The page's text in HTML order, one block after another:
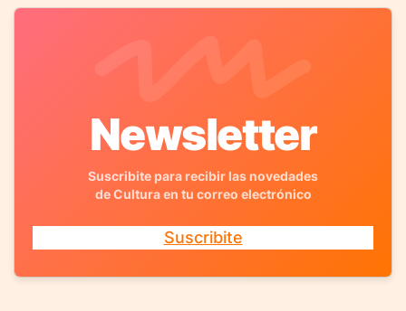
Newsletter
Suscribite para recibir las novedades
de Cultura en tu correo electrónico
Suscribite